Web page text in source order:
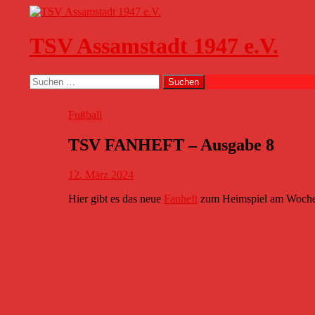
springenTSV Assamstadt 1947 e.V.
Suchen
Suchen
nach:
Fußball
TSV FANHEFT – Ausgabe 8
12. März 2024
Hier gibt es das neue Fanheft zum Heimspiel am